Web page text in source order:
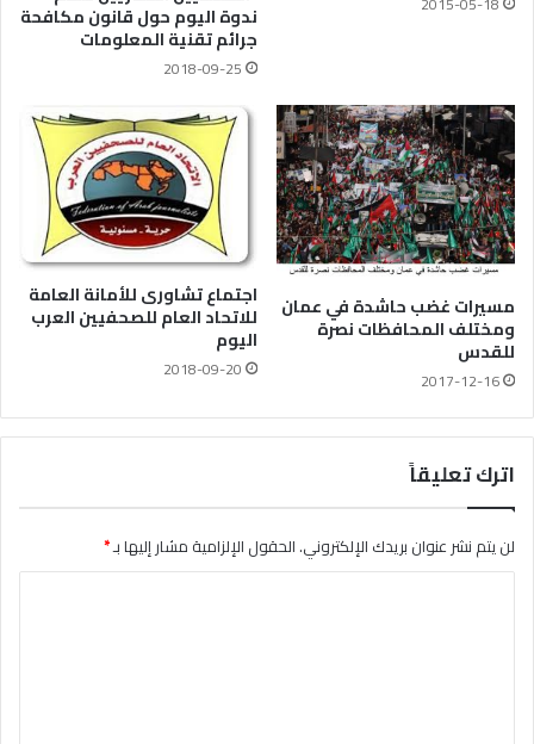
ندوة اليوم حول قانون مكافحة
جرائم تقنية المعلومات
2018-09-25
مسيرات غضب حاشدة في عمان
ومختلف المحافظات نصرة
للقدس
2017-12-16
اجتماع تشاورى للأمانة العامة
للاتحاد العام للصحفيين العرب
اليوم
2018-09-20
اترك تعليقاً
لن يتم نشر عنوان بريدك الإلكتروني.الحقول الإلزامية مشار إليها بـ*